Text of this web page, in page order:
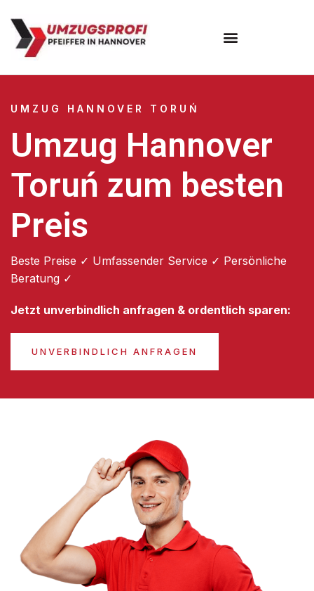
UMZUG HANNOVER TORUŃ
Umzug Hannover
Toruń zum besten
Preis
Beste Preise ✓ Umfassender Service ✓ Persönliche
Beratung ✓
Jetzt unverbindlich anfragen & ordentlich sparen:
UNVERBINDLICH ANFRAGEN